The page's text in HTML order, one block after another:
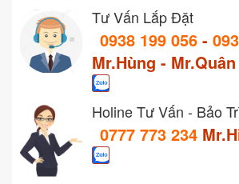
Tư Vấn Lắp Đặt
0938 199 056 -
Mr.Hùng - Mr.Quân
Holine Tư Vấn - Bảo
0777 773 234